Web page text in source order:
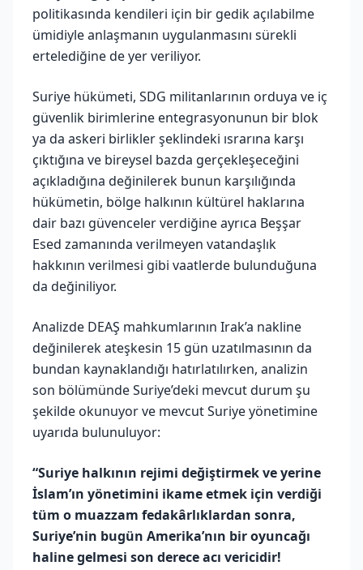
politikasında kendileri için bir gedik açılabilme
ümidiyle anlaşmanın uygulanmasını sürekli
ertelediğine de yer veriliyor.
Suriye hükümeti, SDG militanlarının orduya ve iç
güvenlik birimlerine entegrasyonunun bir blok
ya da askeri birlikler şeklindeki ısrarına karşı
çıktığına ve bireysel bazda gerçekleşeceğini
açıkladığına değinilerek bunun karşılığında
hükümetin, bölge halkının kültürel haklarına
dair bazı güvenceler verdiğine ayrıca Beşşar
Esed zamanında verilmeyen vatandaşlık
hakkının verilmesi gibi vaatlerde bulunduğuna
da değiniliyor.
Analizde DEAŞ mahkumlarının Irak’a nakline
değinilerek ateşkesin 15 gün uzatılmasının da
bundan kaynaklandığı hatırlatılırken, analizin
son bölümünde Suriye’deki mevcut durum şu
şekilde okunuyor ve mevcut Suriye yönetimine
uyarıda bulunuluyor:
“Suriye halkının rejimi değiştirmek ve yerine
İslam’ın yönetimini ikame etmek için verdiği
tüm o muazzam fedakârlıklardan sonra,
Suriye’nin bugün Amerika’nın bir oyuncağı
haline gelmesi son derece acı vericidir!